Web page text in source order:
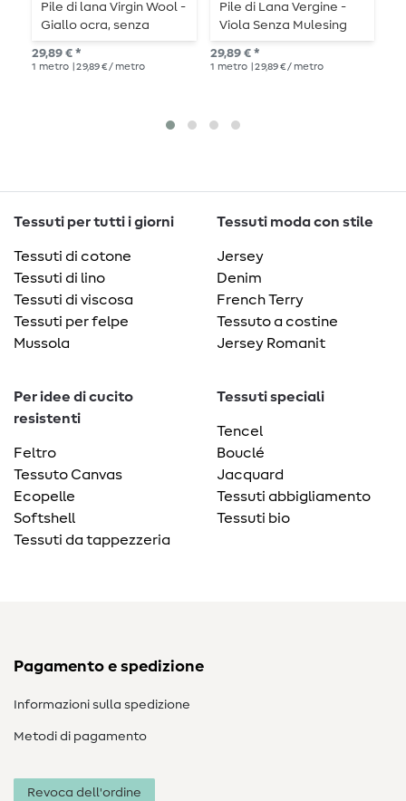
Pile di lana Virgin Wool -
Giallo ocra, senza
mulesing
29,89 € *
1 metro | 29,89 € / metro
Pile di Lana Vergine -
Viola Senza Mulesing
29,89 € *
1 metro | 29,89 € / metro
Tessuti per tutti i giorni
Tessuti di cotone
Tessuti di lino
Tessuti di viscosa
Tessuti per felpe
Mussola
Tessuti moda con stile
Jersey
Denim
French Terry
Tessuto a costine
Jersey Romanit
Per idee di cucito
resistenti
Feltro
Tessuto Canvas
Ecopelle
Softshell
Tessuti da tappezzeria
Tessuti speciali
Tencel
Bouclé
Jacquard
Tessuti abbigliamento
Tessuti bio
Pagamento e spedizione
Informazioni sulla spedizione
Metodi di pagamento
Revoca dell'ordine